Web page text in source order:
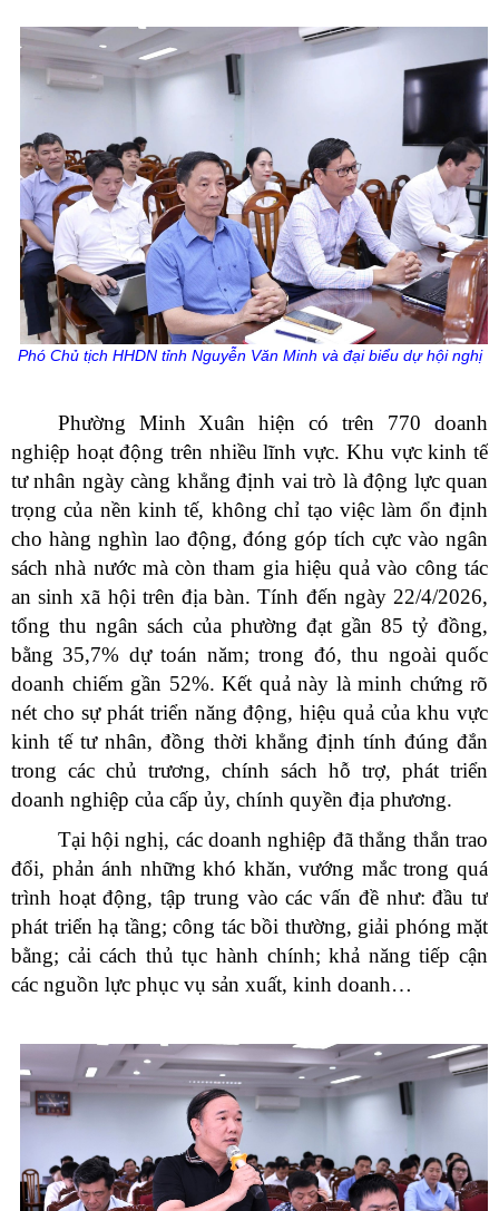
Phó Chủ tịch HHDN tỉnh Nguyễn Văn Minh và đại biểu dự hội nghị
Phường Minh Xuân hiện có trên 770 doanh
nghiệp hoạt động trên nhiều lĩnh vực. Khu vực kinh tế
tư nhân ngày càng khẳng định vai trò là động lực quan
trọng của nền kinh tế, không chỉ tạo việc làm ổn định
cho hàng nghìn lao động, đóng góp tích cực vào ngân
sách nhà nước mà còn tham gia hiệu quả vào công tác
an sinh xã hội trên địa bàn. Tính đến ngày 22/4/2026,
tổng thu ngân sách của phường đạt gần 85 tỷ đồng,
bằng 35,7% dự toán năm; trong đó, thu ngoài quốc
doanh chiếm gần 52%. Kết quả này là minh chứng rõ
nét cho sự phát triển năng động, hiệu quả của khu vực
kinh tế tư nhân, đồng thời khẳng định tính đúng đắn
trong các chủ trương, chính sách hỗ trợ, phát triển
doanh nghiệp của cấp ủy, chính quyền địa phương.
Tại hội nghị, các doanh nghiệp đã thẳng thắn trao
đổi, phản ánh những khó khăn, vướng mắc trong quá
trình hoạt động, tập trung vào các vấn đề như: đầu tư
phát triển hạ tầng; công tác bồi thường, giải phóng mặt
bằng; cải cách thủ tục hành chính; khả năng tiếp cận
các nguồn lực phục vụ sản xuất, kinh doanh…